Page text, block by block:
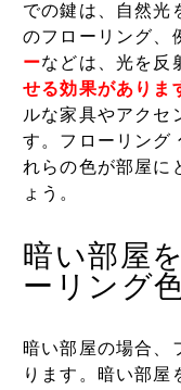
での鍵は、自然光
のフローリング、
ーなどは、光を反
せる効果がありま
ルな家具やアクセ
す。フローリング
れらの色が部屋に
ょう。
暗い部屋
ーリング
暗い部屋の場合、
ります。暗い部屋